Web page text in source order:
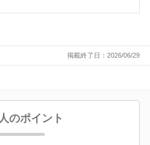
掲載終了日：2026/06/29
のポイント